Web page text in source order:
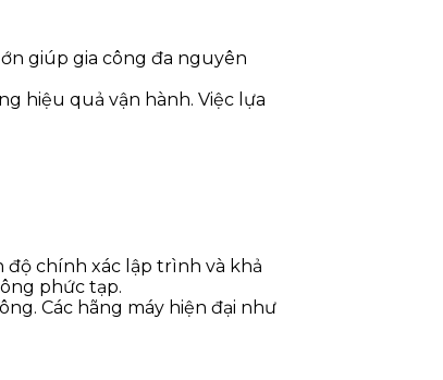
giúp gia công đa nguyên
hiệu quả vận hành. Việc lựa
chính xác lập trình và khả
phức tạp.
Các hãng máy hiện đại như